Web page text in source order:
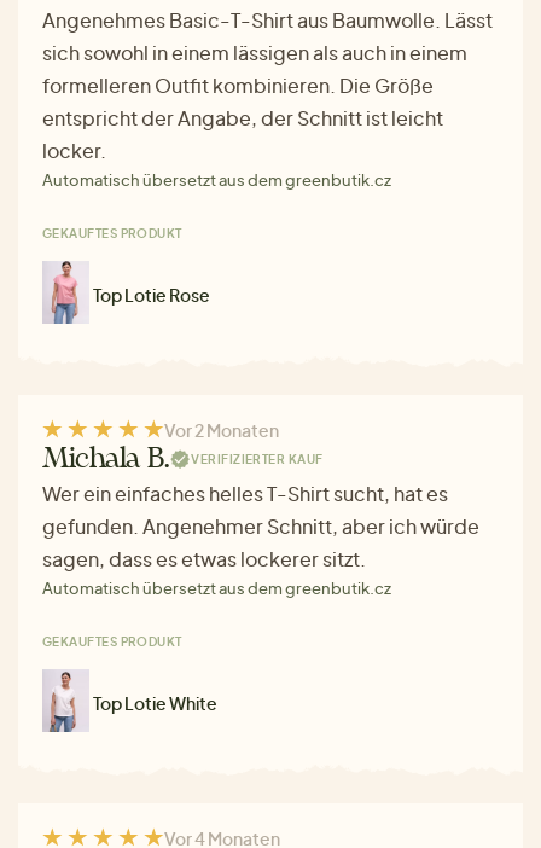
Angenehmes Basic-T-Shirt aus Baumwolle. Lässt
sich sowohl in einem lässigen als auch in einem
formelleren Outfit kombinieren. Die Größe
entspricht der Angabe, der Schnitt ist leicht
locker.
Automatisch übersetzt aus dem greenbutik.cz
GEKAUFTES PRODUKT
Top Lotie Rose
Vor 2 Monaten
Michala B. VERIFIZIERTER KAUF
Wer ein einfaches helles T-Shirt sucht, hat es
gefunden. Angenehmer Schnitt, aber ich würde
sagen, dass es etwas lockerer sitzt.
Automatisch übersetzt aus dem greenbutik.cz
GEKAUFTES PRODUKT
Top Lotie White
Vor 4 Monaten